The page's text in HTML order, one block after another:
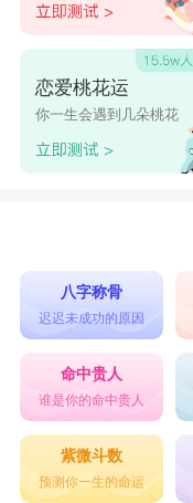
恋爱桃花运
你一生会遇到几朵桃花
八字称骨
迟迟未成功的原因
命中贵人
谁是你的命中贵人
紫微斗数
预测你一生的命运